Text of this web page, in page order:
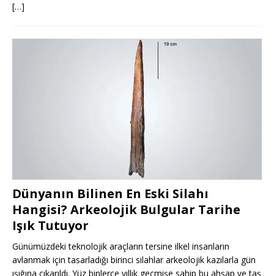
[…]
Dünyanın Bilinen En Eski Silahı
Hangisi? Arkeolojik Bulgular Tarihe
Işık Tutuyor
Günümüzdeki teknolojik araçların tersine ilkel insanların
avlanmak için tasarladığı birinci silahlar arkeolojik kazılarla gün
ışığına çıkarıldı. Yüz binlerce yıllık geçmişe sahip bu ahşap ve taş